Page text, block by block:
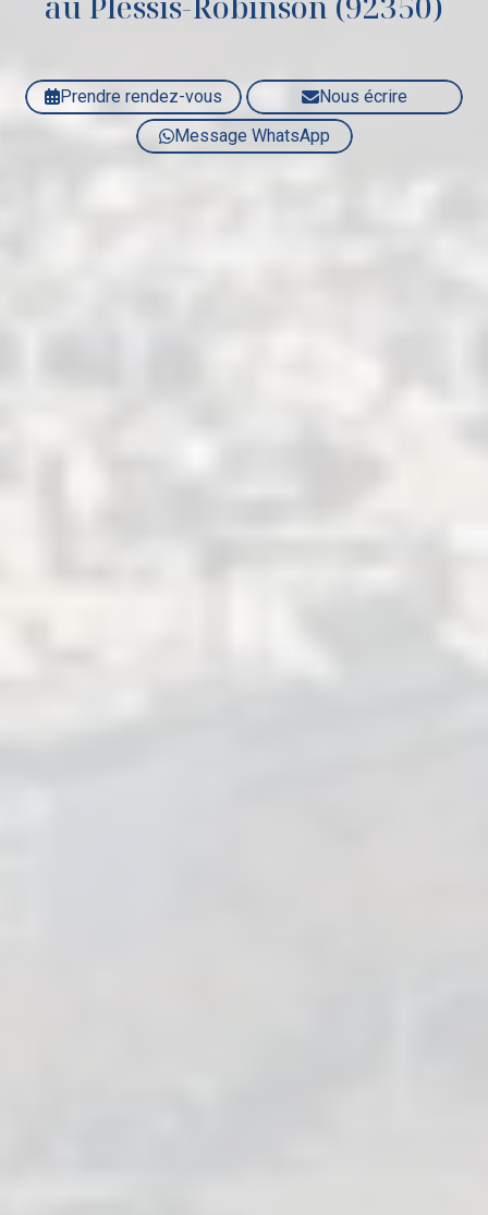
Prendre rendez-vous
Nous écrire
Message WhatsApp